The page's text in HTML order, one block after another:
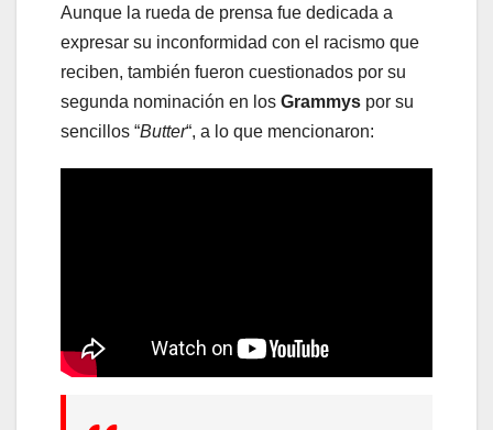
Aunque la rueda de prensa fue dedicada a
expresar su inconformidad con el racismo que
reciben, también fueron cuestionados por su
segunda nominación en los Grammys por su
sencillos “Butter“, a lo que mencionaron: